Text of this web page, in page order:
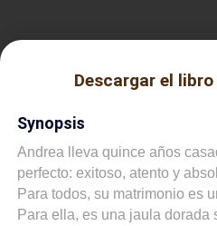
Descargar el
Synopsis
Andrea lleva quince años
perfecto: exitoso, atento y
Para todos, su matrimonio es
Para ella, es una jaula dorada